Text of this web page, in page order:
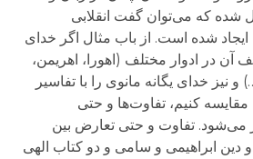
شده که می‌توان گفت انقلابی
ایجاد شده است. از باب مثال اگر خدای
آن در ادوار مختلف (اهورا، اهریمن،
نیز خدای یگانه مانوی را با تفاسیر
مقایسه کنیم، تفاوت‌ها و حتی
می‌شود. تفاوت و حتی تعارض بین
دین ابراهیمی و سامی و دو کتاب الهی